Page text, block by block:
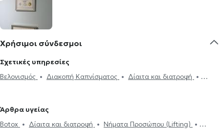
Χρήσιμοι σύνδεσμοι
Σχετικές υπηρεσίες
Βελονισμός
Διακοπή Καπνίσματος
Δίαιτα και διατροφή
Botox
Νήματα Προσώπου (Lifting)
Άρθρα υγείας
Botox
Δίαιτα και διατροφή
Νήματα Προσώπου (Lifting)